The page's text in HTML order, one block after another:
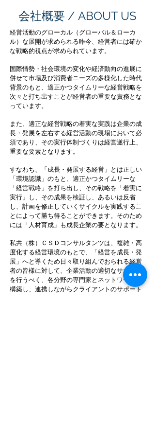
「今回は私がやる」 「失敗させるよ
り私が動こう」 となる状況は、仕事
を進めていくうえでやむを得ないこと
もあるだろう。 しかしその結果、社長
失うことになる。 すると社長はますま
す忙しくなる。 管理職は自然には育た
ない。 多くの経営者は、 部下が主任
になったのだから、 課長になったのだ
と期待する。 しかし実際には、 「面
談の仕方が分からない」 「注意の仕方
が分からない」 「評価が怖い」 「部
の管理職は決して珍しくない。 管理職
も
会社概要 / ABOUT US
経営活動のグローカル（グローバル＆ローカ
ル）な展開が求められる昨今、経営者には確か
な戦略的視点が求められています。
国際情勢・社会環境の変化や経済動向の進展に
併せて市場及び消費者ニーズの多様化した時代
背景のもと、適正かつタイムリーな経営戦略を
次々と打ち出すことが経営者の重要な責務とな
っています。
また、適正な経営戦略の着実な実践は企業の成
長・発展を左右する経営活動の現場において必
須であり、その実行体制づくりは経営遂行上、
重要な要素となります。
すなわち、「成長・発展する経営」とは正しい
「環境認識」のもと、適正かつタイムリーな
「経営戦略」を打ち出し、その戦略を「着実に
実行」し、その成果を検証し、あるいは反省
し、計画を修正していくサイクルを実践するこ
とによって勝ち得ることができます。そのため
には「人材育成」も成長企業の要となります。
私共（株）ＣＳＤコンサルタンツは、複雑・高
度化する経営環境のもとで、「経営を成長・発
展」へと導くため日々取り組んでおられる経営
者の皆様に対して、企業活動の適切なサポート
を行うべく、各分野の専門家とネットワークを
構築し、連携しながらクライアントのサポート